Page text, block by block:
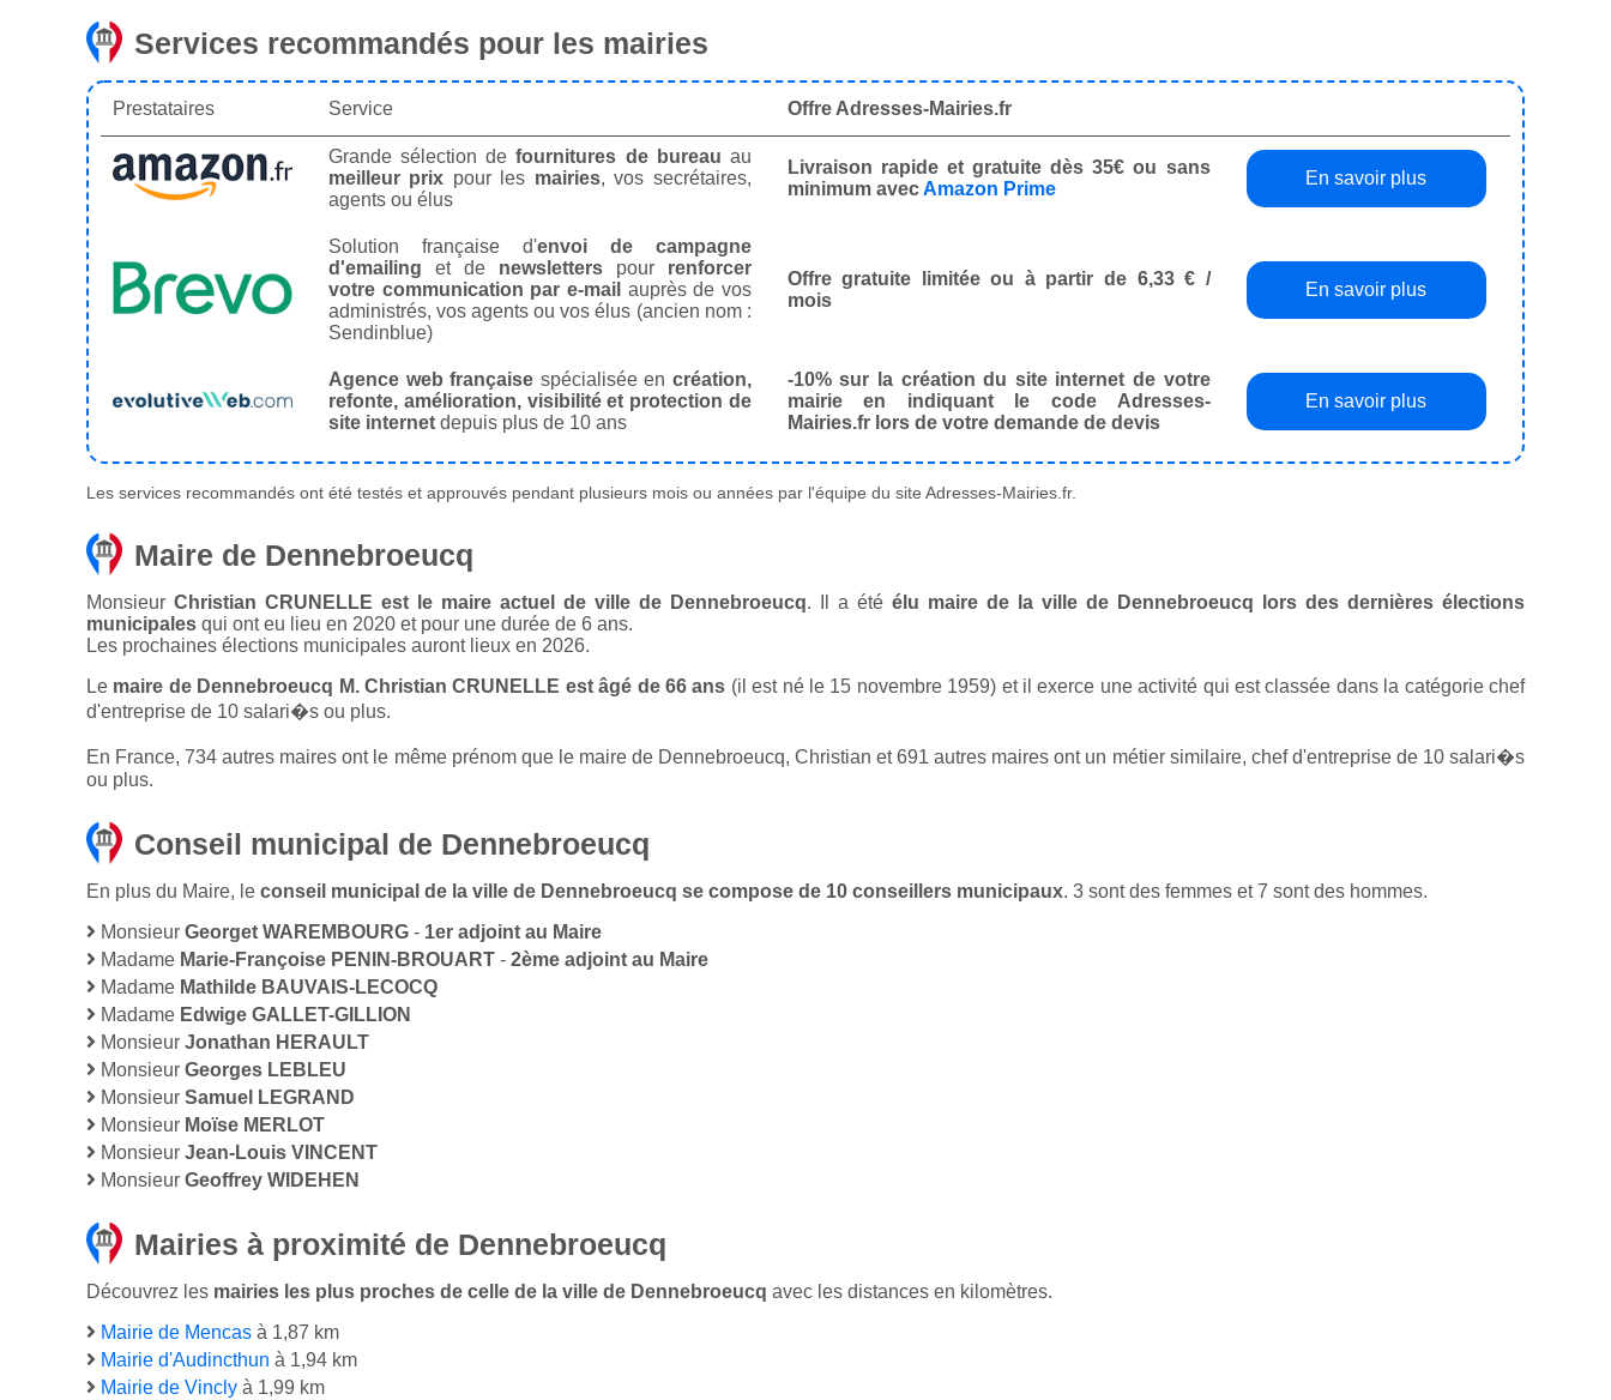
Services recommandés pour les mairies
Prestataires Service Offre Adresses-Mairies.fr
Grande sélection defournitures de bureau au
meilleur prix pour les mairies, vos secrétaires,
agents ou élus
Livraison rapide et gratuite dès 35€ ou sans
minimum avecAmazon Prime
En savoir plus
Solution française d'envoi de campagne
d'emailing et de newsletterspour renforcer
votre communication par e-mail auprès de vos
administrés, vos agents ou vos élus (ancien nom :
Sendinblue)
Offre gratuite limitée ou à partir de 6,33 € /
mois
En savoir plus
Agence web française spécialisée en création,
refonte, amélioration, visibilité et protection de
site internet depuis plus de 10 ans
-10% sur la création du site internet de votre
mairie en indiquant le code Adresses-
Mairies.fr lors de votre demande de devis
En savoir plus
Les services recommandés ont été testés et approuvés pendant plusieurs mois ou années par l'équipe du site Adresses-Mairies.fr.
Maire de Dennebroeucq
Monsieur Christian CRUNELLE est le maire actuel de ville de Dennebroeucq. Il a été élu maire de la ville de Dennebroeucq lors des dernières élections
municipales qui ont eu lieu en 2020 et pour une durée de 6 ans.
Les prochaines élections municipales auront lieux en 2026.
Le maire de Dennebroeucq M. Christian CRUNELLE est âgé de 66 ans (il est né le 15 novembre 1959) et il exerce une activité qui est classée dans la catégorie chef
d'entreprise de 10 salari�s ou plus.
En France, 734 autres maires ont le même prénom que le maire de Dennebroeucq, Christian et 691 autres maires ont un métier similaire, chef d'entreprise de 10 salari�s
ou plus.
Conseil municipal de Dennebroeucq
En plus du Maire, le conseil municipal de la ville de Dennebroeucq se compose de 10 conseillers municipaux. 3 sont des femmes et 7 sont des hommes.
Monsieur Georget WAREMBOURG - 1er adjoint au Maire
Madame Marie-Françoise PENIN-BROUART - 2ème adjoint au Maire
Madame Mathilde BAUVAIS-LECOCQ
Madame Edwige GALLET-GILLION
Monsieur Jonathan HERAULT
Monsieur Georges LEBLEU
Monsieur Samuel LEGRAND
Monsieur Moïse MERLOT
Monsieur Jean-Louis VINCENT
Monsieur Geoffrey WIDEHEN
Mairies à proximité de Dennebroeucq
Découvrez les mairies les plus proches de celle de la ville de Dennebroeucq avec les distances en kilomètres.
Mairie de Mencas à 1,87 km
Mairie d'Audincthun à 1,94 km
Mairie de Vincly à 1,99 km